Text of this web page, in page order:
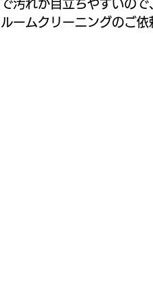
汚れが目立ちやすいので
ームクリーニングのご依